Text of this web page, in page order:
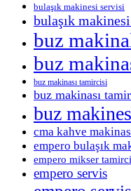
bulaşık makinesi servisi
bulaşık
buz
buz
buz makinası tamircisi
buz makinası
buz
cma kahve
empero bulaşık
empero mikser
empero servis